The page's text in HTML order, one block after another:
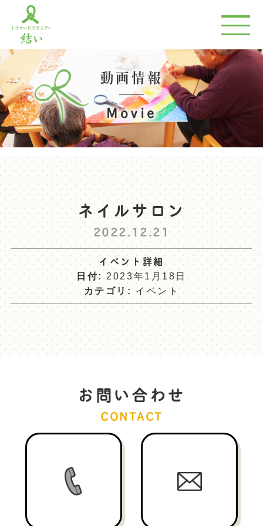
動画情報
Movie
ネイルサロン
2022.12.21
イベント詳細
日付:
2023年1月18日
カテゴリ: イベント
お問い合わせ
CONTACT